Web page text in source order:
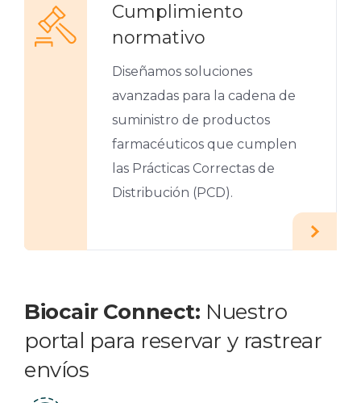
Cumplimiento
normativo
Diseñamos soluciones
avanzadas para la cadena de
suministro de productos
farmacéuticos que cumplen
las Prácticas Correctas de
Distribución (PCD).
Biocair Connect: Nuestro
portal para reservar y rastrear
envíos